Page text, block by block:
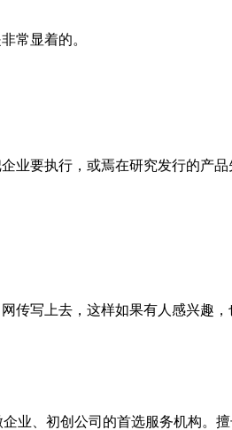
常显着的。
要执行，或焉在研究发行的产
写上去，这样如果有人感兴趣
业、初创公司的首选服务机构。擅